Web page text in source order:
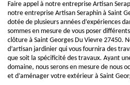
Faire appel à notre entreprise Artisan
notre entreprise Artisan Seraphin à Saint
dotée de plusieurs années d’expériences
sommes en mesure de vous poser
clôture à Saint Georges Du Vievre 27450.
d’artisan jardinier qui vous fournira des
que soit la spécificité des travaux. Ayant
domaine, nous serons en mesure de nous
et d’aménager votre extérieur à Saint